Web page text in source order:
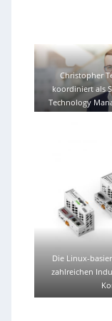
Christopher
koordiniert als
Technology
Die Linux-
zahlreichen